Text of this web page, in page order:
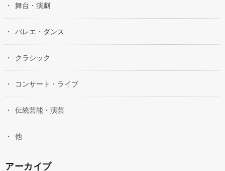
舞台・演劇
バレエ・ダンス
クラシック
コンサート・ライブ
伝統芸能・演芸
他
アーカイブ